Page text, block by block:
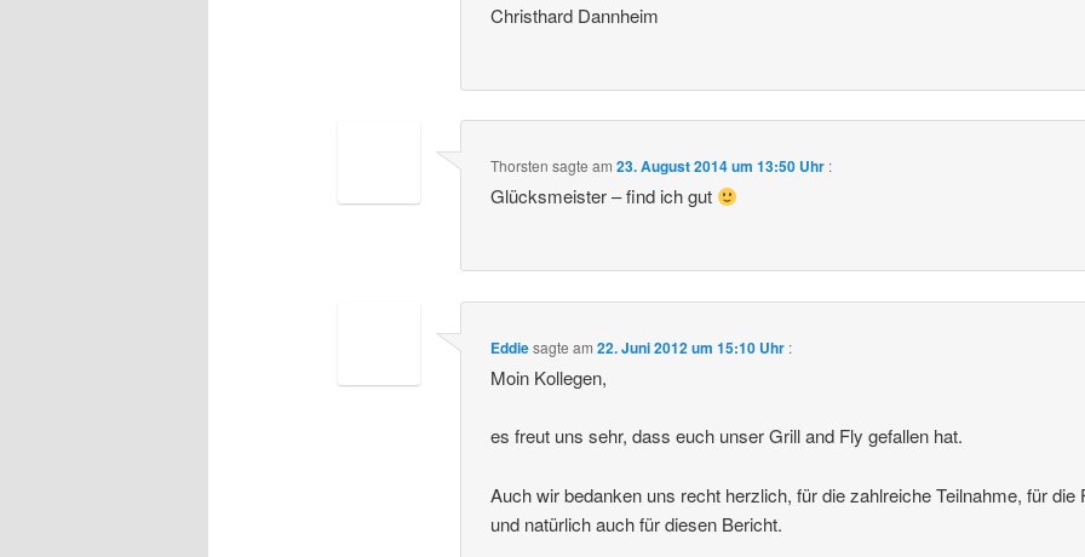
Christhard Dannheim
Thorsten sagte am23. August 2014 um 13:50 Uhr :
Glücksmeister – find ich gut
Eddiesagte am22. Juni 2012 um 15:10 Uhr :
Moin Kollegen,
es freut uns sehr, dass euch unser Grill and Fly gefallen hat.
Auch wir bedanken uns recht herzlich, für die zahlreiche Teilnahme, für die
und natürlich auch für diesen Bericht.